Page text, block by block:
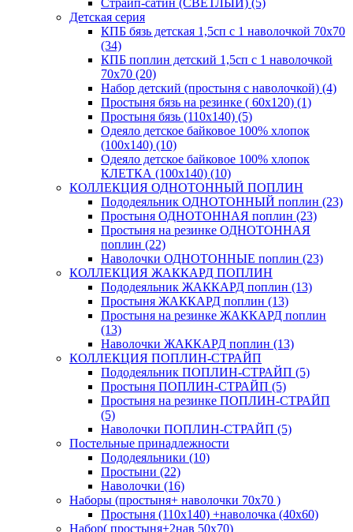
Детская серия
КПБ бязь детская 1,5сп с 1 наволочкой 70х70
(34)
КПБ поплин детский 1,5сп с 1 наволочкой
70х70 (20)
Набор детский (простыня с наволочкой) (4)
Простыня бязь на резинке ( 60х120) (1)
Простыня бязь (110х140) (5)
Одеяло детское байковое 100% хлопок
(100х140) (10)
Одеяло детское байковое 100% хлопок
КЛЕТКА (100х140) (10)
КОЛЛЕКЦИЯ ОДНОТОННЫЙ ПОПЛИН
Пододеяльник ОДНОТОННЫЙ поплин (23)
Простыня ОДНОТОННАЯ поплин (23)
Простыня на резинке ОДНОТОННАЯ
поплин (22)
Наволочки ОДНОТОННЫЕ поплин (23)
КОЛЛЕКЦИЯ ЖАККАРД ПОПЛИН
Пододеяльник ЖАККАРД поплин (13)
Простыня ЖАККАРД поплин (13)
Простыня на резинке ЖАККАРД поплин
(13)
Наволочки ЖАККАРД поплин (13)
КОЛЛЕКЦИЯ ПОПЛИН-СТРАЙП
Пододеяльник ПОПЛИН-СТРАЙП (5)
Простыня ПОПЛИН-СТРАЙП (5)
Простыня на резинке ПОПЛИН-СТРАЙП
(5)
Наволочки ПОПЛИН-СТРАЙП (5)
Постельные принадлежности
Пододеяльники (10)
Простыни (22)
Наволочки (16)
Наборы (простыня+ наволочки 70х70 )
Простыня (110х140) +наволочка (40х60)
Набор( простыня+2нав 50х70)